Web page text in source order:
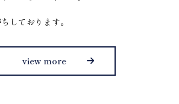
しております。
view more